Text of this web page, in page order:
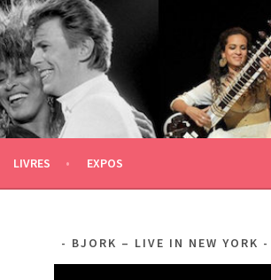
LIVRES EXPOS
BJORK – LIVE IN NEW YORK